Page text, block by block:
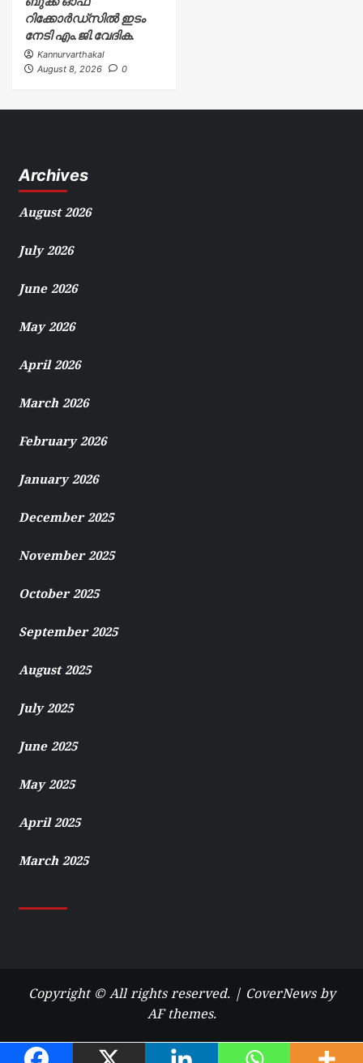
റിക്കോർഡ്സിൽ ഇടം
നേടി എം.ജി.വേദിക.
Kannurvarthakal
August 8, 2026
0
Archives
August 2026
July 2026
June 2026
May 2026
April 2026
March 2026
February 2026
January 2026
December 2025
November 2025
October 2025
September 2025
August 2025
July 2025
June 2025
May 2025
April 2025
March 2025
Copyright © All rights reserved. | CoverNewsby
AF themes.